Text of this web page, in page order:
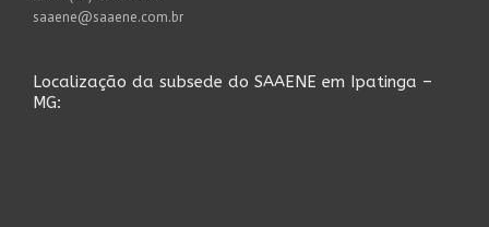
saaene@saaene.com.br
Localização da subsede do SAAENE em Ipatinga –
MG: